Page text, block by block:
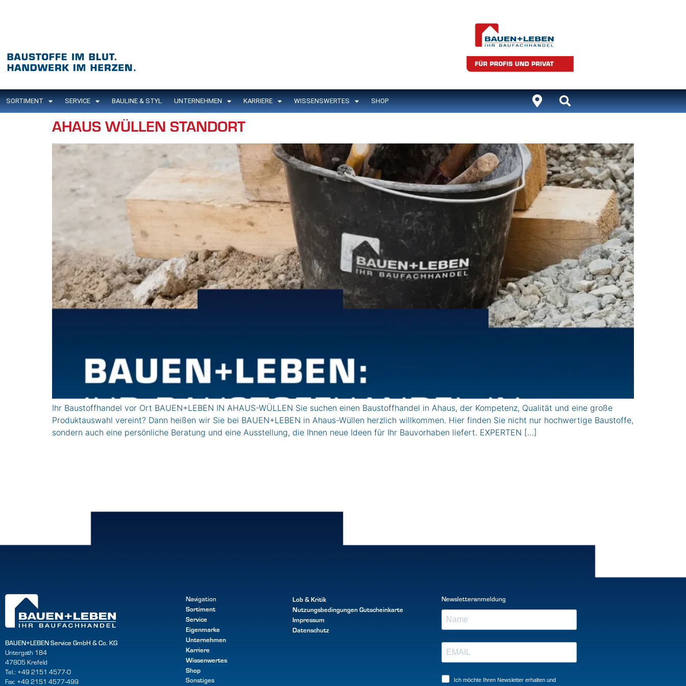
SORTIMENT SERVICE BAULINE & STYL UNTERNEHMEN KARRIERE WISSENSWERTES SHOP
AHAUS WÜLLEN STANDORT
Ihr Baustoffhandel vor Ort BAUEN+LEBEN IN AHAUS-WÜLLEN Sie suchen einen Baustoffhandel in Ahaus, der Kompetenz, Qualität und eine große
Produktauswahl vereint? Dann heißen wir Sie bei BAUEN+LEBEN in Ahaus-Wüllen herzlich willkommen. Hier finden Sie nicht nur hochwertige Baustoffe,
sondern auch eine persönliche Beratung und eine Ausstellung, die Ihnen neue Ideen für Ihr Bauvorhaben liefert. EXPERTEN […]
BAUEN+LEBEN Service GmbH & Co. KG
Untergath 184
47805 Krefeld
Tel.: +49 2151 4577-0
Fax: +49 2151 4577-499
Navigation
Sortiment
Service
Eigenmarke
Unternehmen
Karriere
Wissenwertes
Shop
Sonstiges
Lob & Kritik
NutzungsbedingungenGutscheinkarte
Impressum
Datenschutz
Newsletteranmeldung
Ich möchte Ihren Newsletter erhalten und